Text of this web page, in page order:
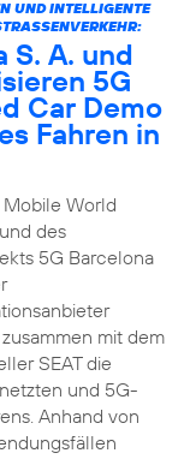
UND INTELLIGENTE
S. A. und
5G
Car Demo
Fahren in
Mobile World
des
5G Barcelona
mit dem
SEAT die
und 5G-
Anhand von